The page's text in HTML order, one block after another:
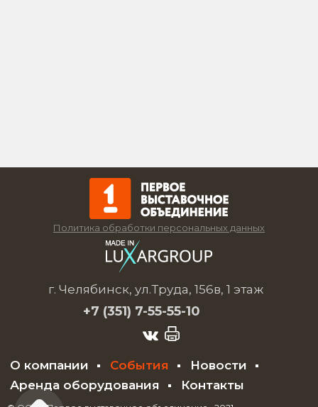
Политика обработки персональных данных
г. Челябинск, ул.Труда, 156в, 1 этаж
+7 (351) 7-55-55-10
О компании События
Новости
Аренда оборудования
Контакты